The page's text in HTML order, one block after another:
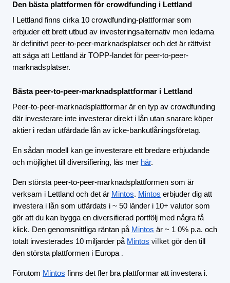
Den bästa plattformen för crowdfunding i Lettland
I Lettland finns cirka 10 crowdfunding-plattformar som
erbjuder ett brett utbud av investeringsalternativ men ledarna
är definitivt peer-to-peer-marknadsplatser och det är rättvist
att säga att Lettland är TOPP-landet för peer-to-peer-
marknadsplatser.
Bästa peer-to-peer-marknadsplattformar i Lettland
Peer-to-peer-marknadsplattformar är en typ av crowdfunding
där investerare inte investerar direkt i lån utan snarare köper
aktier i redan utfärdade lån av icke-bankutlåningsföretag.
En sådan modell kan ge investerare ett bredare erbjudande
och möjlighet till diversifiering, läs mer här.
Den största peer-to-peer-marknadsplattformen som är
verksam i Lettland och det är Mintos. Mintos erbjuder dig att
investera i lån som utfärdats i ~ 50 länder i 10+ valutor som
gör att du kan bygga en diversifierad portfölj med några få
klick. Den genomsnittliga räntan på Mintos är ~ 1 0% p.a. och
totalt investerades 10 miljarder på Mintos vilket gör den till
den största plattformen i Europa .
Förutom Mintos finns det fler bra plattformar att investera i.